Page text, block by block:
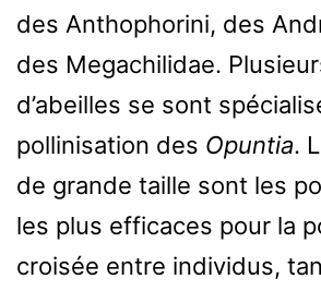
des Anthophorini, des
des Megachilidae.
d’abeilles se sont
pollinisation des Opuntia.
de grande taille sont les
les plus efficaces pour la
croisée entre individus,